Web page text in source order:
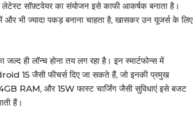
सॉफ़्टवेयर का संयोजन इसे काफी आकर्षक बनाता है।
भी ज्यादा पकड़ बनाना चाहता है, खासकर उन यूजर्स के लिए
ही लॉन्च होना तय लग रहा है। इन स्मार्टफोन्स में
15 जैसी फीचर्स दिए जा सकते हैं, जो इनकी प्रमुख
RAM, और 15W फास्ट चार्जिंग जैसी सुविधाएं इसे बजट
हैं।